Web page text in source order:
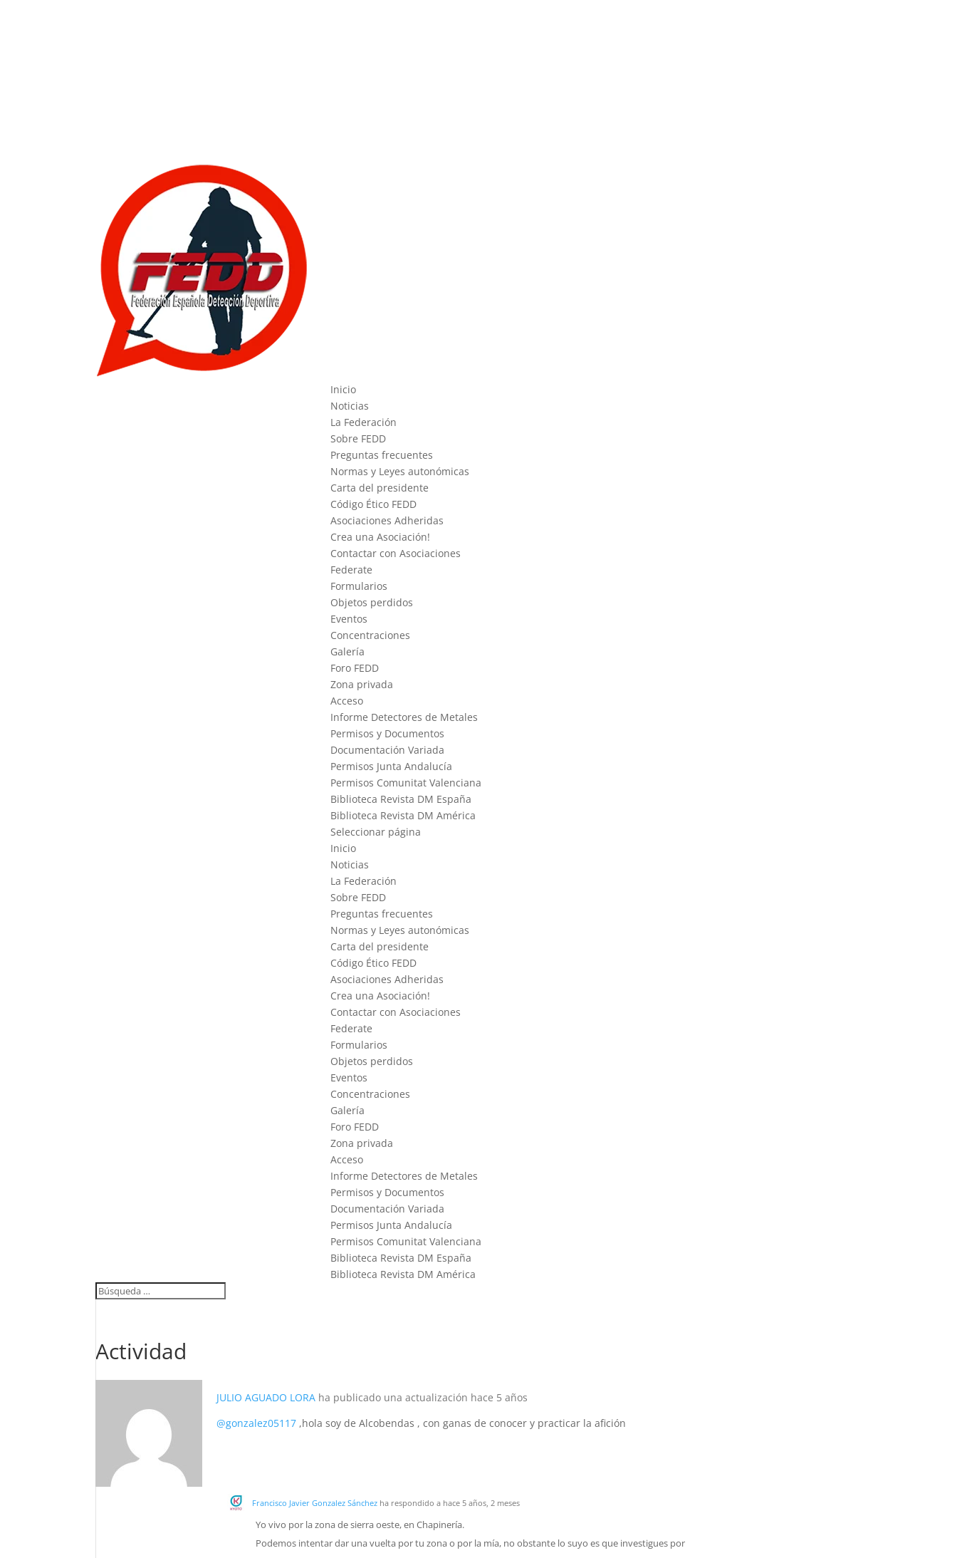
Inicio
Noticias
La Federación
Sobre FEDD
Preguntas frecuentes
Normas y Leyes autonómicas
Carta del presidente
Código Ético FEDD
Asociaciones Adheridas
Crea una Asociación!
Contactar con Asociaciones
Federate
Formularios
Objetos perdidos
Eventos
Concentraciones
Galería
Foro FEDD
Zona privada
Acceso
Informe Detectores de Metales
Permisos y Documentos
Documentación Variada
Permisos Junta Andalucía
Permisos Comunitat Valenciana
Biblioteca Revista DM España
Biblioteca Revista DM América
Seleccionar página
Inicio
Noticias
La Federación
Sobre FEDD
Preguntas frecuentes
Normas y Leyes autonómicas
Carta del presidente
Código Ético FEDD
Asociaciones Adheridas
Crea una Asociación!
Contactar con Asociaciones
Federate
Formularios
Objetos perdidos
Eventos
Concentraciones
Galería
Foro FEDD
Zona privada
Acceso
Informe Detectores de Metales
Permisos y Documentos
Documentación Variada
Permisos Junta Andalucía
Permisos Comunitat Valenciana
Biblioteca Revista DM España
Biblioteca Revista DM América
Actividad
JULIO AGUADO LORA ha publicado una actualización hace 5 años
@gonzalez05117 ,hola soy de Alcobendas , con ganas de conocer y practicar la afición
Francisco Javier Gonzalez Sánchez ha respondido a hace 5 años, 2 meses
Yo vivo por la zona de sierra oeste, en Chapinería.
Podemos intentar dar una vuelta por tu zona o por la mía, no obstante lo suyo es que investigues por